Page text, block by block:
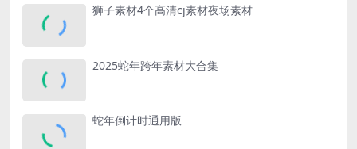
狮子素材4个高清cj素材夜场素材
2025蛇年跨年素材大合集
蛇年倒计时通用版